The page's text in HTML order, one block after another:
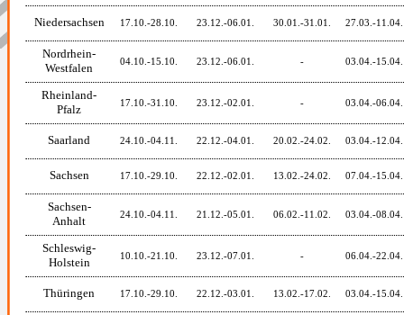
Niedersachsen 17.10.-28.10. 23.12.-06.01. 30.01.-31.01. 27.03.-11.04.
Nordrhein-
Westfalen
04.10.-15.10. 23.12.-06.01. - 03.04.-15.04.
Rheinland-
Pfalz
17.10.-31.10. 23.12.-02.01. - 03.04.-06.04.
Saarland 24.10.-04.11. 22.12.-04.01. 20.02.-24.02. 03.04.-12.04.
Sachsen 17.10.-29.10. 22.12.-02.01. 13.02.-24.02. 07.04.-15.04.
Sachsen-
Anhalt
24.10.-04.11. 21.12.-05.01. 06.02.-11.02. 03.04.-08.04.
Schleswig-
Holstein
10.10.-21.10. 23.12.-07.01. - 06.04.-22.04.
Thüringen 17.10.-29.10. 22.12.-03.01. 13.02.-17.02. 03.04.-15.04.